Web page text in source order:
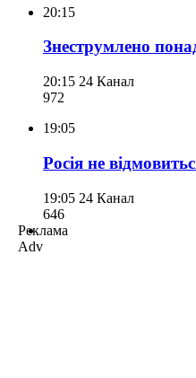
20:15
Знеструмлено
20:15 24 Канал
972
19:05
Росія не
19:05 24 Канал
646
Реклама
Adv